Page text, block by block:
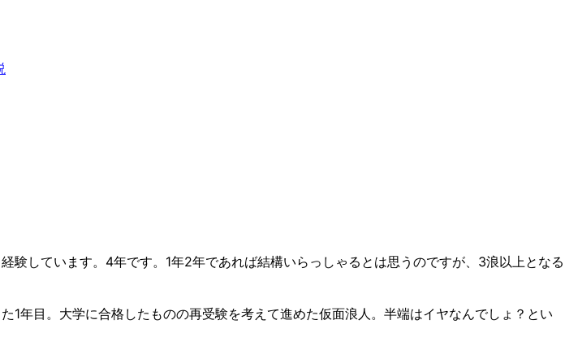
しています。4年です。1年2年であれば結構いらっしゃるとは思うのですが、3浪以上となる
年目。大学に合格したものの再受験を考えて進めた仮面浪人。半端はイヤなんでしょ？とい